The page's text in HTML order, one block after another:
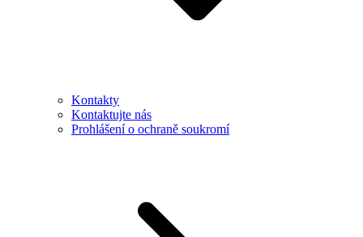
Kontakty
Kontaktujte nás
Prohlášení o ochraně soukromí